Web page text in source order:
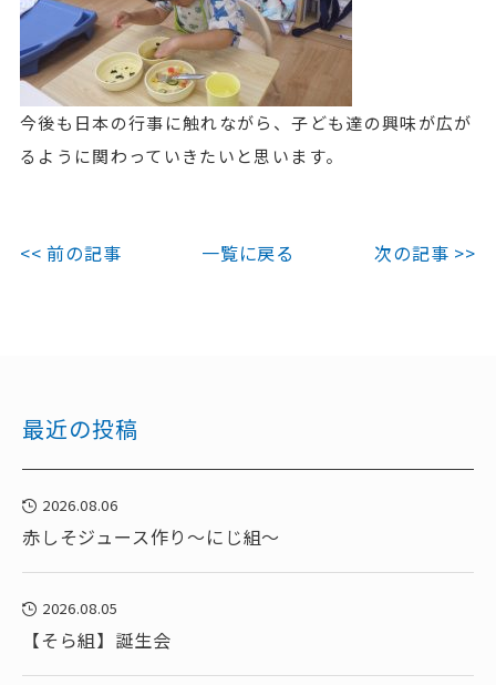
今後も日本の行事に触れながら、子ども達の興味が広が
るように関わっていきたいと思います。
<< 前の記事 一覧に戻る 次の記事 >>
最近の投稿
2026.08.06
赤しそジュース作り～にじ組～
2026.08.05
【そら組】誕生会